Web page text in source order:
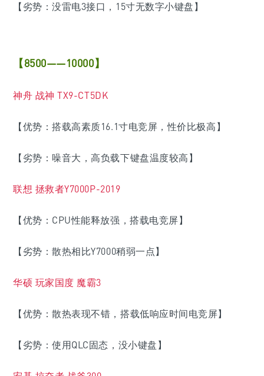
【劣势：没雷电3接口，15寸无数字小键盘】
【8500——10000】
神舟 战神 TX9-CT5DK
【优势：搭载高素质16.1寸电竞屏，性价比极高】
【劣势：噪音大，高负载下键盘温度较高】
联想 拯救者Y7000P-2019
【优势：CPU性能释放强，搭载电竞屏】
【劣势：散热相比Y7000稍弱一点】
华硕 玩家国度 魔霸3
【优势：散热表现不错，搭载低响应时间电竞屏】
【劣势：使用QLC固态，没小键盘】